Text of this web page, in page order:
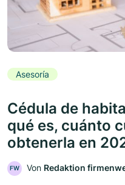
Asesoría
Cédula de
qué es, cuánto
obtenerla en
FW Von Redaktion